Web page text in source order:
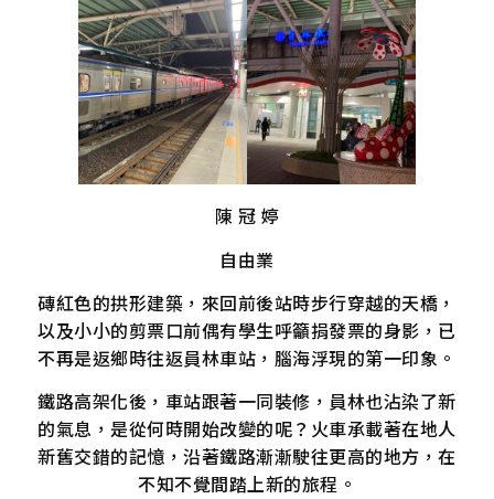
陳 冠 婷
自由業
磚紅色的拱形建築，來回前後站時步行穿越的天橋，
以及小小的剪票口前偶有學生呼籲捐發票的身影，已
不再是返鄉時往返員林車站，腦海浮現的第一印象。
鐵路高架化後，車站跟著一同裝修，員林也沾染了新
的氣息，是從何時開始改變的呢？火車承載著在地人
新舊交錯的記憶，沿著鐵路漸漸駛往更高的地方，在
不知不覺間踏上新的旅程。